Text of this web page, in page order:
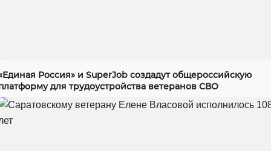
Россия» и SuperJob создадут общероссийскую
для трудоустройства ветеранов СВО